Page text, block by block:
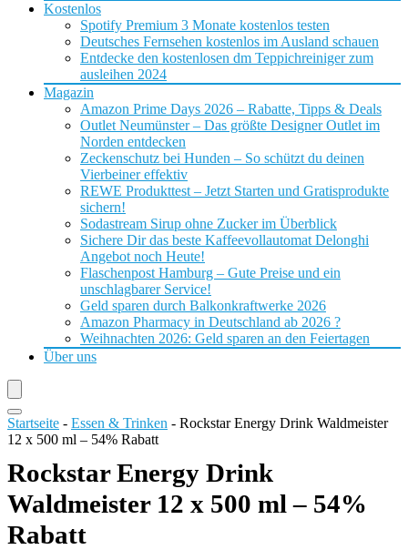
Kostenlos
Spotify Premium 3 Monate kostenlos testen
Deutsches Fernsehen kostenlos im Ausland schauen
Entdecke den kostenlosen dm Teppichreiniger zum
ausleihen 2024
Magazin
Amazon Prime Days 2026 – Rabatte, Tipps & Deals
Outlet Neumünster – Das größte Designer Outlet im
Norden entdecken
Zeckenschutz bei Hunden – So schützt du deinen
Vierbeiner effektiv
REWE Produkttest – Jetzt Starten und Gratisprodukte
sichern!
Sodastream Sirup ohne Zucker im Überblick
Sichere Dir das beste Kaffeevollautomat Delonghi
Angebot noch Heute!
Flaschenpost Hamburg – Gute Preise und ein
unschlagbarer Service!
Geld sparen durch Balkonkraftwerke 2026
Amazon Pharmacy in Deutschland ab 2026 ?
Weihnachten 2026: Geld sparen an den Feiertagen
Über uns
Startseite - Essen & Trinken - Rockstar Energy Drink Waldmeister
12 x 500 ml – 54% Rabatt
Rockstar Energy Drink
Waldmeister 12 x 500 ml – 54%
Rabatt